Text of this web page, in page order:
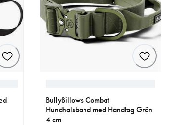
BullyBillows Combat
Hundhalsband med Handtag Grön
4 cm